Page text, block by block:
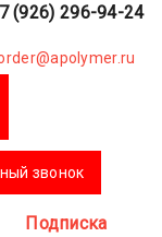
(926) 296-94-24
звонок
Подписка